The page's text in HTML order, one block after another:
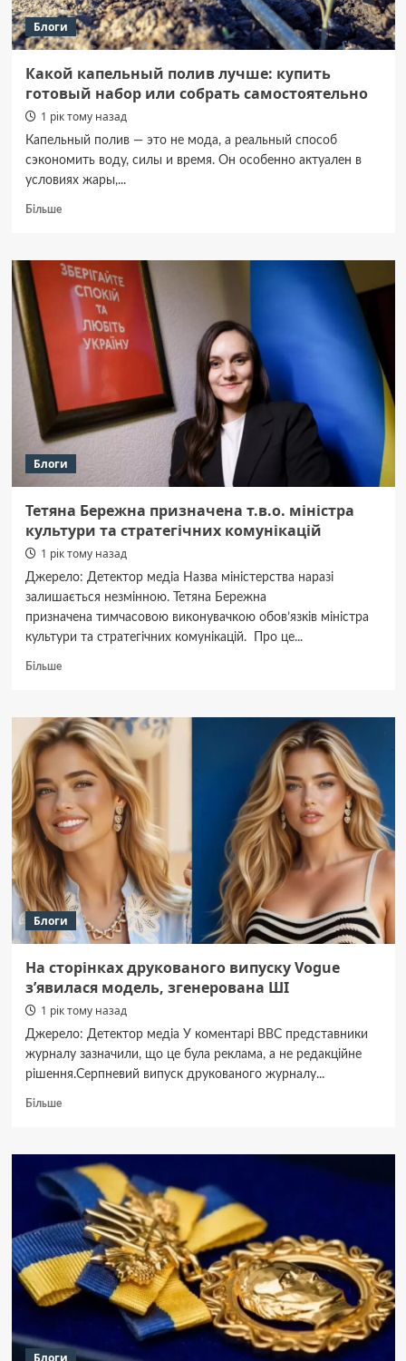
Блоги
Какой капельный полив лучше: купить
готовый набор или собрать самостоятельно
1 рік тому назад
Капельный полив — это не мода, а реальный способ
сэкономить воду, силы и время. Он особенно актуален в
условиях жары,...
БільшеДокладніше
капельный
полив
лучше:
купить
готовый
набор
самостоятельно
Блоги
Тетяна Бережна призначена т.в.о. міністра
культури та стратегічних комунікацій
1 рік тому назад
Джерело: Детектор медіа Назва міністерства наразі
залишається незмінною. Тетяна Бережна
призначена тимчасовою виконувачкою обов’язків міністра
культури та стратегічних комунікацій. Про це...
БільшеДокладніше
Бережна
призначена
т.в.о.
міністра
культури
стратегічних
комунікацій
Блоги
На сторінках друкованого випуску Vogue
з’явилася модель, згенерована ШІ
1 рік тому назад
Джерело: Детектор медіа У коментарі BBC представники
журналу зазначили, що це була реклама, а не редакційне
рішення.Серпневий випуск друкованого журналу...
БільшеДокладніше
сторінках
друкованого
випуску
Vogue
з’явилася
модель,
згенерована
ШІ
Блоги